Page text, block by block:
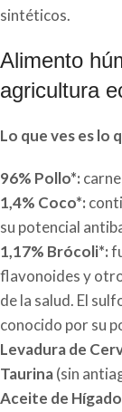
sintéticos.
Alimento
agricultura
Lo que ves es lo
96% Pollo*:
1,4% Coco*:
su potencial
1,17% Brócoli*:
flavonoides y
de la salud. El
conocido por su
Levadura de
Taurina(sin
Aceite de